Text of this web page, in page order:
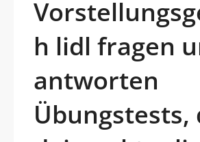
h lidl fragen
antworten
Übungstests,